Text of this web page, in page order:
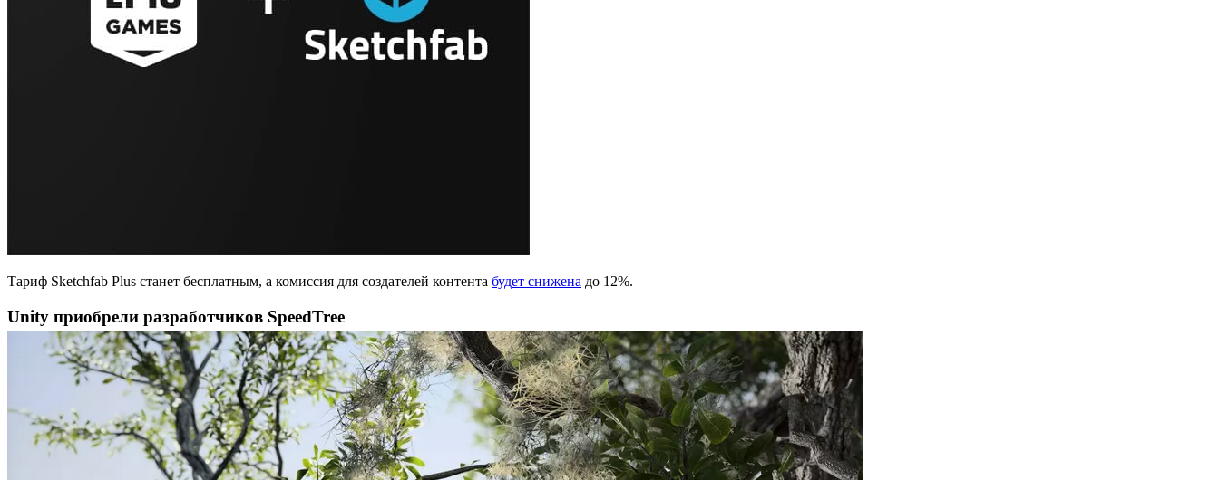
Тариф Sketchfab Plus станет бесплатным, а комиссия для создателей контента будет снижена до 12%.
Unity приобрели разработчиков SpeedTree